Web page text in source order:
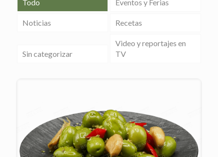
Todo Eventos y Ferias
Noticias Recetas
Sin categorizar
Video y reportajes en
TV